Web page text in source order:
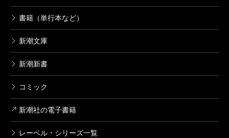
書籍（単行本など）
新潮文庫
新潮新書
コミック
新潮社の電子書籍
レーベル・シリーズ一覧